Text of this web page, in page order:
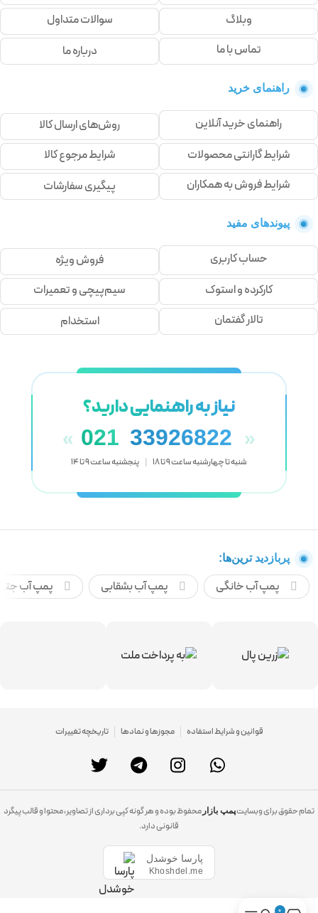
وبلاگ
سوالات متداول
تماس با ما
درباره ما
راهنمای خرید
راهنمای خرید آنلاین
روش‌های ارسال کالا
شرایط گارانتی محصولات
شرایط مرجوع کالا
شرایط فروش به همکاران
پیگیری سفارشات
پیوندهای مفید
حساب کاربری
فروش ویژه
کارکرده و استوک
سیم‌پیچی و تعمیرات
تالار گفتمان
استخدام
نیاز به راهنمایی دارید؟
« 021 33926822 »
شنبه تا چهارشنبه ساعت 9 تا 18 پنجشنبه ساعت 9 تا 14
پربازدید ترین‌ها:
پمپ آب خانگی پمپ آب بشقابی پمپ آب
قوانین و شرایط استفاده مجوزها و نمادها تاریخچه تغییرات
تمام حقوق برای وبسایتپمپ بازار محفوظ بوده و هر گونه کپی برداری از تصاویر، محتوا و قالب پیگرد
قانونی دارد.
پارسا خوشدل
Khoshdel.me
0